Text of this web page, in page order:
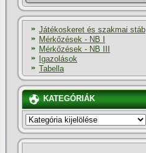
Játékoskeret és szakmai stáb
Mérkőzések - NB I
Mérkőzések - NB III
Igazolások
Tabella
KATEGÓRIÁK
KATEGÓRIÁK